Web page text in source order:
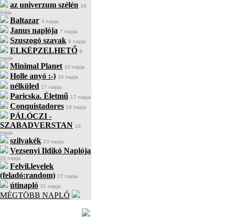
az univerzum szélén 16
órája
Baltazar 3 napja
Janus naplója 7 napja
Szuszogó szavak 8 napja
ELKÉPZELHETŐ 9
napja
Minimal Planet 10 napja
Holle anyó :-) 10 napja
nélküled 17 napja
Paricska. Életmű 17 napja
Conquistadores 18 napja
PÁLÓCZI -
SZABADVERSTAN 19
napja
szilvakék 23 napja
Vezsenyi Ildikó Naplója
26 napja
Felvil.levelek
(feladó:random) 27 napja
útinapló 31 napja
MÉGTÖBB NAPLÓ